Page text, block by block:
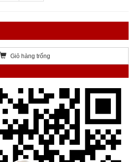
Giỏ hàng trống